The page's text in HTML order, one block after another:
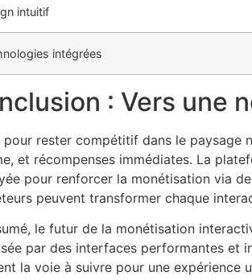
intuitif
intégrées
: Vers une
pour rester compétitif dans le paysage
et récompenses immédiates. La
pour renforcer la monétisation via
peuvent transformer chaque
le futur de la monétisation
par des interfaces performantes et
la voie à suivre pour une expérience